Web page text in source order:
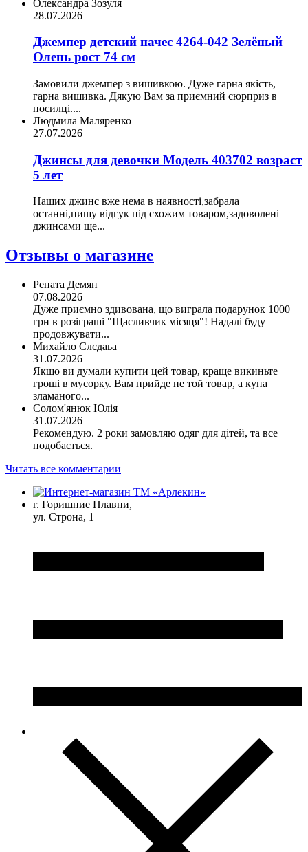
Олександра Зозуля
28.07.2026
Джемпер детский начес 4264-042 Зелёный
Олень рост 74 см
Замовили джемпер з вишивкою. Дуже гарна якість,
гарна вишивка. Дякую Вам за приємний сюрприз в
посилці....
Людмила Маляренко
27.07.2026
Джинсы для девочки Модель 403702 возраст
5 лет
Наших джинс вже нема в наявності,забрала
останні,пишу відгук під схожим товаром,задоволені
джинсами ще...
Отзывы о магазине
Рената Демян
07.08.2026
Дуже приємно здивована, що виграла подарунок 1000
грн в розіграші "Щасливчик місяця"! Надалі буду
продовжувати...
Михайло Слсдаьа
31.07.2026
Якщо ви думали купити цей товар, краще викиньте
гроші в мусорку. Вам прийде не той товар, а купа
зламаного...
Солом'янюк Юлія
31.07.2026
Рекомендую. 2 роки замовляю одяг для дітей, та все
подобається.
Читать все комментарии
г. Горишние Плавни,
ул. Строна, 1